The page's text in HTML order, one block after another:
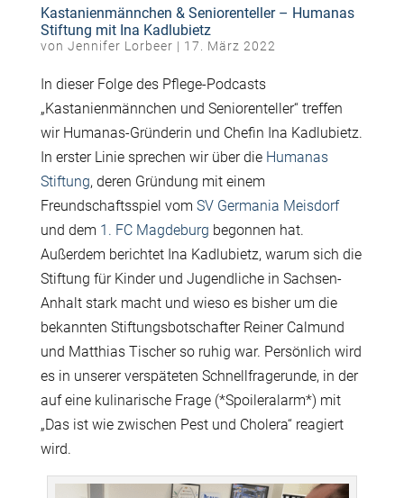
Kastanienmännchen & Seniorenteller – Humanas
Stiftung mit Ina Kadlubietz
von Jennifer Lorbeer | 17. März 2022
In dieser Folge des Pflege-Podcasts
„Kastanienmännchen und Seniorenteller“ treffen
wir Humanas-Gründerin und Chefin Ina Kadlubietz.
In erster Linie sprechen wir über die Humanas
Stiftung, deren Gründung mit einem
Freundschaftsspiel vom SV Germania Meisdorf
und dem 1. FC Magdeburg begonnen hat.
Außerdem berichtet Ina Kadlubietz, warum sich die
Stiftung für Kinder und Jugendliche in Sachsen-
Anhalt stark macht und wieso es bisher um die
bekannten Stiftungsbotschafter Reiner Calmund
und Matthias Tischer so ruhig war. Persönlich wird
es in unserer verspäteten Schnellfragerunde, in der
auf eine kulinarische Frage (*Spoileralarm*) mit
„Das ist wie zwischen Pest und Cholera“ reagiert
wird.